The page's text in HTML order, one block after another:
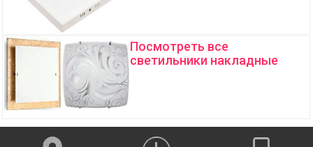
Посмотреть все
светильники накладные